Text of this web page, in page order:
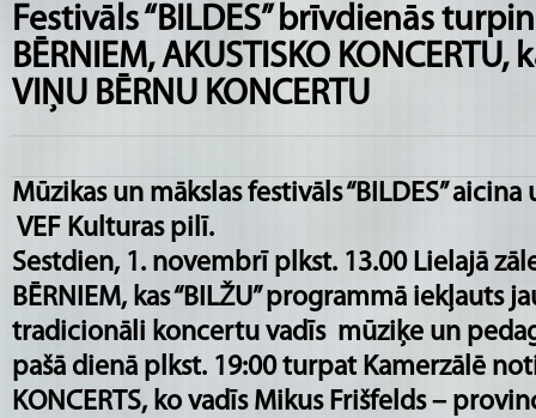
Festivāls “BILDES” brīvdienās
BĒRNIEM, AKUSTISKO
VIŅU BĒRNU KONCERTU
Mūzikas un mākslas festivāls “BILDES”
VEF Kulturas pilī.
Sestdien, 1. novembrī plkst. 13.00 Lielajā
BĒRNIEM, kas “BILŽU” programmā iekļauts
tradicionāli koncertu vadīs mūziķe un
pašā dienā plkst. 19:00 turpat Kamerzālē
KONCERTS, ko vadīs Mikus Frišfelds –